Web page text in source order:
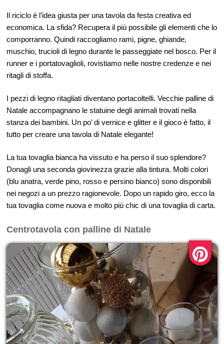
Il riciclo è l’idea giusta per una tavola da festa creativa ed
economica. La sfida? Recupera il più possibile gli elementi che lo
comporranno. Quindi raccogliamo rami, pigne, ghiande,
muschio, trucioli di legno durante le passeggiate nel bosco. Per il
runner e i portatovaglioli, rovistiamo nelle nostre credenze e nei
ritagli di stoffa.
I pezzi di legno ritagliati diventano portacoltelli. Vecchie palline di
Natale accompagnano le statuine degli animali trovati nella
stanza dei bambini. Un po’ di vernice e glitter e il gioco è fatto, il
tutto per creare una tavola di Natale elegante!
La tua tovaglia bianca ha vissuto e ha perso il suo splendore?
Donagli una seconda giovinezza grazie alla tintura. Molti colori
(blu anatra, verde pino, rosso e persino bianco) sono disponibili
nei negozi a un prezzo ragionevole. Dopo un rapido giro, ecco la
tua tovaglia come nuova e molto più chic di una tovaglia di carta.
Centrotavola con palline di Natale